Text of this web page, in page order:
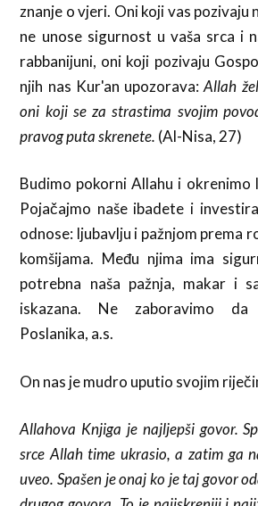
znanje o vjeri. Oni koji vas pozivaju
ne unose sigurnost u vaša srca i
rabbanijuni, oni koji pozivaju
njih nas Kur'an upozorava:Allah
oni koji se za strastima svojim
pravog puta skrenete. (Al-Nisa, 27)
Budimo pokorni Allahu i okrenimo
Pojačajmo naše ibadete i
odnose: ljubavlju i pažnjom prema
komšijama. Među njima ima
potrebna naša pažnja, makar i
iskazana. Ne zaboravimo da
Poslanika, a.s.
On nas je mudro uputio svojim
Allahova Knjiga je najljepši govor.
srce Allah time ukrasio, a zatim ga
uveo. Spašen je onaj ko je taj govor